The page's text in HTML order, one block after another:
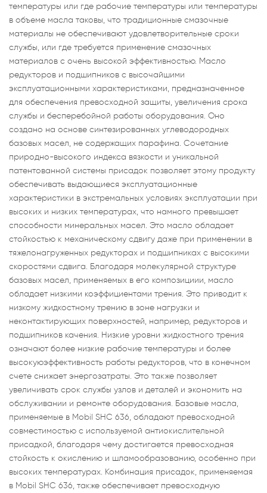
температуры или где рабочие температуры или температуры
в объеме масла таковы, что традиционные смазочные
материалы не обеспечивают удовлетворительные сроки
службы, или где требуется применение смазочных
материалов с очень высокой эффективностью. Масло
редукторов и подшипников с высочайшими
эксплуатационными характеристиками, предназначенное
для обеспечения превосходной защиты, увеличения срока
службы и бесперебойной работы оборудования. Оно
создано на основе синтезированных углеводородных
базовых масел, не содержащих парафина. Сочетание
природно-высокого индекса вязкости и уникальной
патентованной системы присадок позволяет этому продукту
обеспечивать выдающиеся эксплуатационные
характеристики в экстремальных условиях эксплуатации при
высоких и низких температурах, что намного превышает
способности минеральных масел. Это масло обладает
стойкостью к механическому сдвигу даже при применении в
тяжелонагруженных редукторах и подшипниках с высокими
скоростями сдвига. Благодаря молекулярной структуре
базовых масел, применяемых в его композициии, масло
обладает низкими коэффициентами трения. Это приводит к
низкому жидкостному трению в зоне нагрузки и
неконтактирующих поверхностей, например, редукторов и
подшипников качения. Низкие уровни жидкостного трения
означают более низкие рабочие температуры и более
высокуюэффективность работы редукторов, что в конечном
счете снижает энергозатраты. Это также позволяет
увеличивать срок службы узлов и деталей и экономить на
обслуживании и ремонте оборудования. Базовые масла,
применяемые в Mobil SHC 636, обладают превосходной
совместимостью с используемой антиокислительной
присадкой, благодаря чему достигается превосходная
стойкость к окислению и шламообразованию, особенно при
высоких температурах. Комбинация присадок, применяемая
в Mobil SHC 636, также обеспечивает превосходную